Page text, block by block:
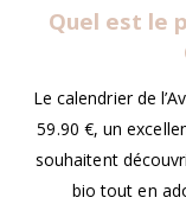
Quel est le
Le calendrier de
59.90 €, un
souhaitent
bio tout en